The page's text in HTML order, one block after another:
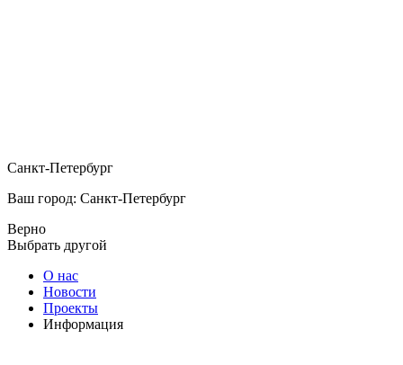
Санкт-Петербург
Ваш город: Санкт-Петербург
Верно
Выбрать другой
О нас
Новости
Проекты
Информация